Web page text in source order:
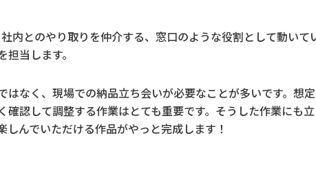
内とのやり取りを仲介する、窓口のような役割として動いて
当します。
なく、現場での納品立ち会いが必要なことが多いです。想
認して調整する作業はとても重要です。そうした作業にも
んでいただける作品がやっと完成します！